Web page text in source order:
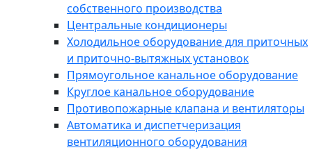
собственного производства
Центральные кондиционеры
Холодильное оборудование для приточных
и приточно-вытяжных установок
Прямоугольное канальное оборудование
Круглое канальное оборудование
Противопожарные клапана и вентиляторы
Автоматика и диспетчеризация
вентиляционного оборудования